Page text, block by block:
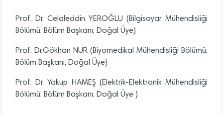
Prof. Dr. Celaleddin YEROĞLU (Bilgisayar Mühendisliği
Bölümü, Bölüm Başkanı, Doğal Üye)
Prof. Dr.Gökhan NUR (Biyomedikal Mühendisliği Bölümü,
Bölüm Başkanı, Doğal Üye)
Prof. Dr. Yakup HAMEŞ (Elektrik-Elektronik Mühendisliği
Bölümü, Bölüm Başkanı, Doğal Üye )